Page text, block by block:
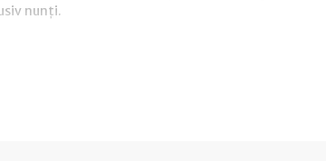
nunți.